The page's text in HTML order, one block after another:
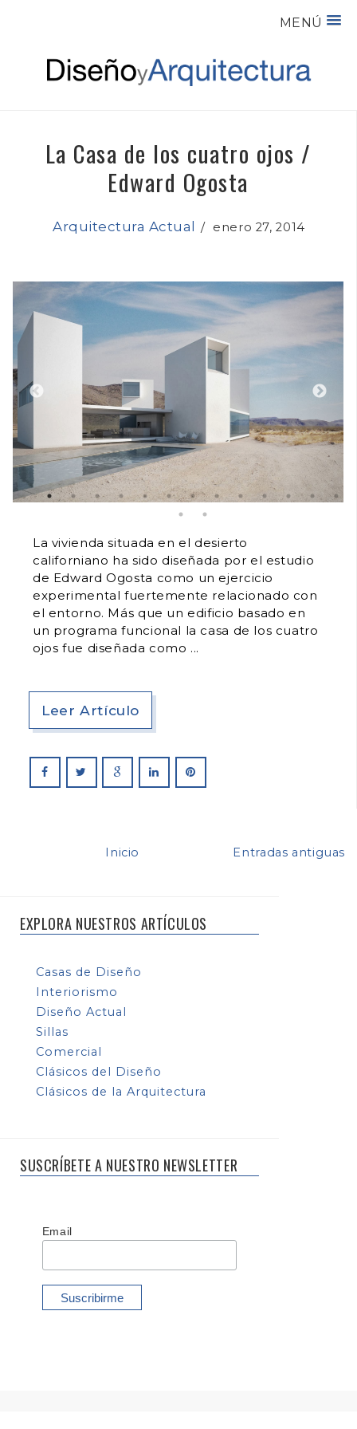
MENÚ
La Casa de los cuatro ojos /
Edward Ogosta
Arquitectura Actual /enero 27, 2014
La vivienda situada en el desierto
californiano ha sido diseñada por el estudio
de Edward Ogosta como un ejercicio
experimental fuertemente relacionado con
el entorno. Más que un edificio basado en
un programa funcional la casa de los cuatro
ojos fue diseñada como
Leer Artículo
Entradas antiguas
Inicio
EXPLORA NUESTROS ARTÍCULOS
Casas de Diseño
Interiorismo
Diseño Actual
Sillas
Comercial
Clásicos del Diseño
Clásicos de la Arquitectura
SUSCRÍBETE A NUESTRO NEWSLETTER
Email